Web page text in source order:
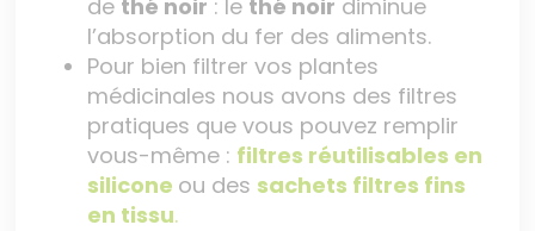
de thé noir : le thé noir diminue
l’absorption du fer des aliments.
Pour bien filtrer vos plantes
médicinales nous avons des filtres
pratiques que vous pouvez remplir
vous-même : filtres réutilisables en
silicone ou des sachets filtres fins
en tissu.